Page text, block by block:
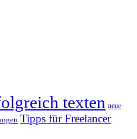
texten neue
Tipps für Freelancer